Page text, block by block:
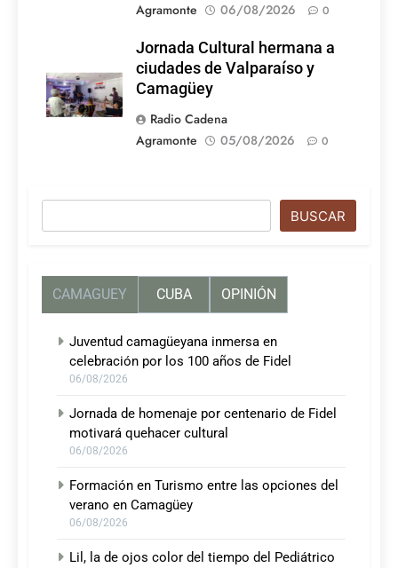
Agramonte
06/08/2026 0
Jornada Cultural hermana a
ciudades de Valparaíso y
Camagüey
Radio Cadena
Agramonte
05/08/2026 0
BUSCAR
CAMAGUEY CUBA OPINIÓN
Juventud camagüeyana inmersa en
celebración por los 100 años de Fidel
06/08/2026
Jornada de homenaje por centenario de Fidel
motivará quehacer cultural
06/08/2026
Formación en Turismo entre las opciones del
verano en Camagüey
06/08/2026
Lil, la de ojos color del tiempo del Pediátrico